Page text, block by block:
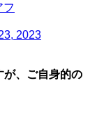
フ
2023
、ご自身的の